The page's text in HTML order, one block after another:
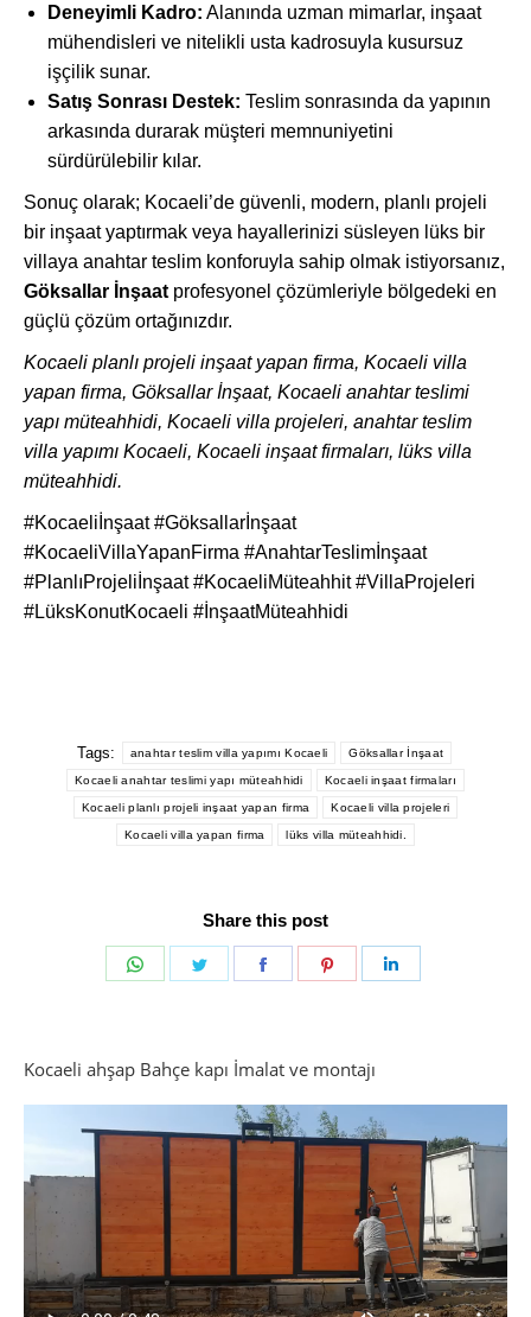
Deneyimli Kadro: Alanında uzman mimarlar, inşaat
mühendisleri ve nitelikli usta kadrosuyla kusursuz
işçilik sunar.
Satış Sonrası Destek: Teslim sonrasında da yapının
arkasında durarak müşteri memnuniyetini
sürdürülebilir kılar.
Sonuç olarak; Kocaeli’de güvenli, modern, planlı projeli
bir inşaat yaptırmak veya hayallerinizi süsleyen lüks bir
villaya anahtar teslim konforuyla sahip olmak istiyorsanız,
Göksallar İnşaat profesyonel çözümleriyle bölgedeki en
güçlü çözüm ortağınızdır.
Kocaeli planlı projeli inşaat yapan firma, Kocaeli villa
yapan firma, Göksallar İnşaat, Kocaeli anahtar teslimi
yapı müteahhidi, Kocaeli villa projeleri, anahtar teslim
villa yapımı Kocaeli, Kocaeli inşaat firmaları, lüks villa
müteahhidi.
#Kocaeliİnşaat #Göksallarİnşaat
#KocaeliVillaYapanFirma #AnahtarTeslimİnşaat
#PlanlıProjeliİnşaat #KocaeliMüteahhit #VillaProjeleri
#LüksKonutKocaeli #İnşaatMüteahhidi
Tags: anahtar teslim villa yapımı Kocaeli Göksallar İnşaat
Kocaeli anahtar teslimi yapı müteahhidi Kocaeli inşaat firmaları
Kocaeli planlı projeli inşaat yapan firma Kocaeli villa projeleri
Kocaeli villa yapan firma lüks villa müteahhidi.
Share this post
Share
Share
Share
Share
Kocaeli ahşap Bahçe kapı İmalat ve montajı